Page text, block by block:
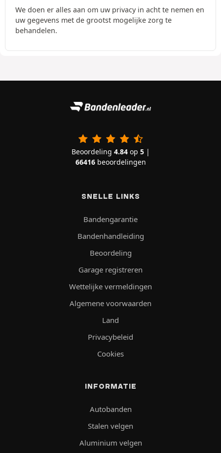
We doen er alles aan om uw privacy in acht te nemen en
uw gegevens met de grootst mogelijke zorg te
behandelen.
Beoordeling 4.84op 5|
66416beoordelingen
SNELLE LINKS
Bandengarantie
Bandenhandleiding
Beoordeling
Garage registreren
Wettelijke vermeldingen
Algemene voorwaarden
Land
Privacybeleid
Cookies
INFORMATIE
Autobanden
Stalen velgen
Aluminium velgen